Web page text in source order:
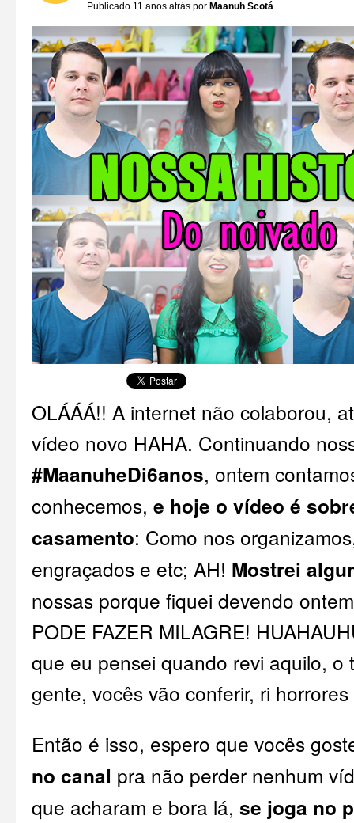
Publicado 11 anos atrás por Maanuh Scotá
OLÁÁÁ!! A internet não colaborou,
vídeo novo HAHA. Continuando
#MaanuheDi6anos, ontem
conhecemos, e hoje o vídeo é
casamento: Como nos
engraçados e etc; AH! Mostrei
nossas porque fiquei devendo
PODE FAZER MILAGRE!
que eu pensei quando revi aquilo, o
gente, vocês vão conferir, ri horrores
Então é isso, espero que vocês
no canal pra não perder nenhum
que acharam e bora lá, se joga no